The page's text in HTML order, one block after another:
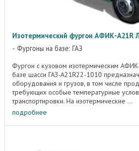
Изотермический фургон АФИК-
Фургоны на базе: ГАЗ
Фургон с кузовом изотермическим
базе шасси ГАЗ-A21R22-1010
оборудования и грузов, в том числе
требующих особые температурные
транспортировки. На изотермические ...
подробнее